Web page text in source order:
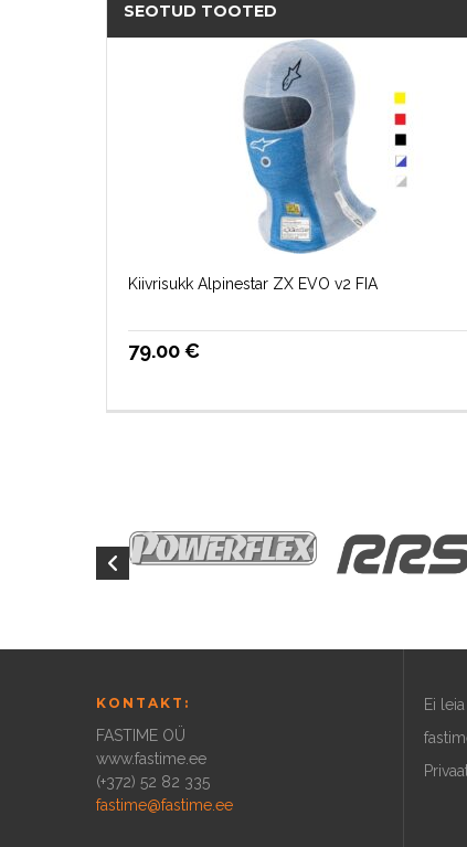
SEOTUD TOOTED
Kiivrisukk Alpinestar ZX EVO v2 FIA
79.00€
KONTAKT:
FASTIME OÜ
www.fastime.ee
(+372) 52 82 335
fastime@fastime.ee
Ei